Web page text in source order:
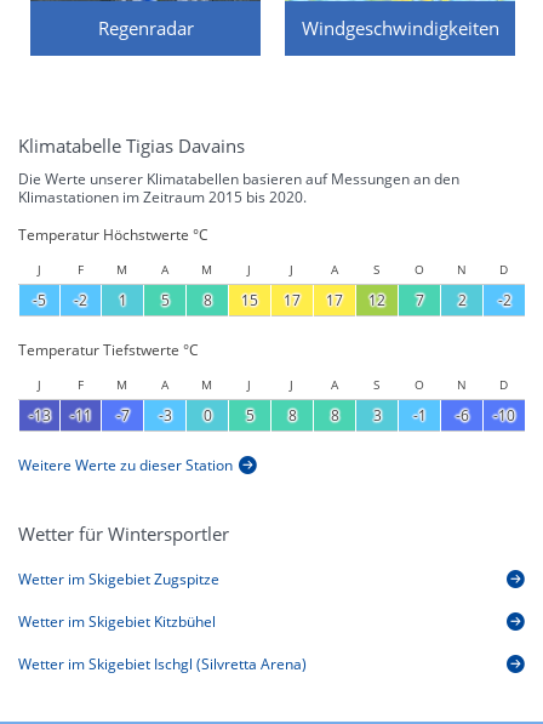
Regenradar Windgeschwindigkeiten
Klimatabelle Tigias Davains
Die Werte unserer Klimatabellen basieren auf Messungen an den
Klimastationen im Zeitraum 2015 bis 2020.
Temperatur Höchstwerte °C
J F M A M J J A S O N D
-5 -2 1 5 8 15 17 17 12 7 2 -2
Temperatur Tiefstwerte °C
J F M A M J J A S O N D
-13 -11 -7 -3 0 5 8 8 3 -1 -6 -10
Weitere Werte zu dieser Station
Wetter für Wintersportler
Wetter im Skigebiet Zugspitze
Wetter im Skigebiet Kitzbühel
Wetter im Skigebiet Ischgl (Silvretta Arena)